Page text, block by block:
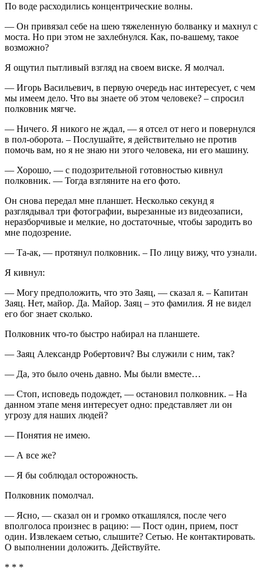
По воде расходились концентрические волны.
— Он привязал себе на шею тяжеленную болванку и махнул с
моста. Но при этом не захлебнулся. Как, по-вашему, такое
возможно?
Я ощутил пытливый взгляд на своем виске. Я молчал.
— Игорь Васильевич, в первую очередь нас интересует, с чем
мы имеем дело. Что вы знаете об этом человеке? – спросил
полковник мягче.
— Ничего. Я никого не ждал, — я отсел от него и повернулся
в пол-оборота. – Послушайте, я действительно не против
помочь вам, но я не знаю ни этого человека, ни его машину.
— Хорошо, — с подозрительной готовностью кивнул
полковник. — Тогда взгляните на его фото.
Он снова передал мне планшет. Несколько секунд я
разглядывал три фотографии, вырезанные из видеозаписи,
неразборчивые и мелкие, но достаточные, чтобы зародить во
мне подозрение.
— Та-ак, — протянул полковник. – По лицу вижу, что узнали.
Я кивнул:
— Могу предположить, что это Заяц, — сказал я. – Капитан
Заяц. Нет, майор. Да. Майор. Заяц – это фамилия. Я не видел
его бог знает сколько.
Полковник что-то быстро набирал на планшете.
— Заяц Александр Робертович? Вы служили с ним, так?
— Да, это было очень давно. Мы были вместе…
— Стоп, исповедь подождет, — остановил полковник. – На
данном этапе меня интересует одно: представляет ли он
угрозу для наших людей?
— Понятия не имею.
— А все же?
— Я бы соблюдал осторожность.
Полковник помолчал.
— Ясно, — сказал он и громко откашлялся, после чего
вполголоса произнес в рацию: — Пост один, прием, пост
один. Извлекаем сетью, слышите? Сетью. Не контактировать.
О выполнении доложить. Действуйте.
* * *